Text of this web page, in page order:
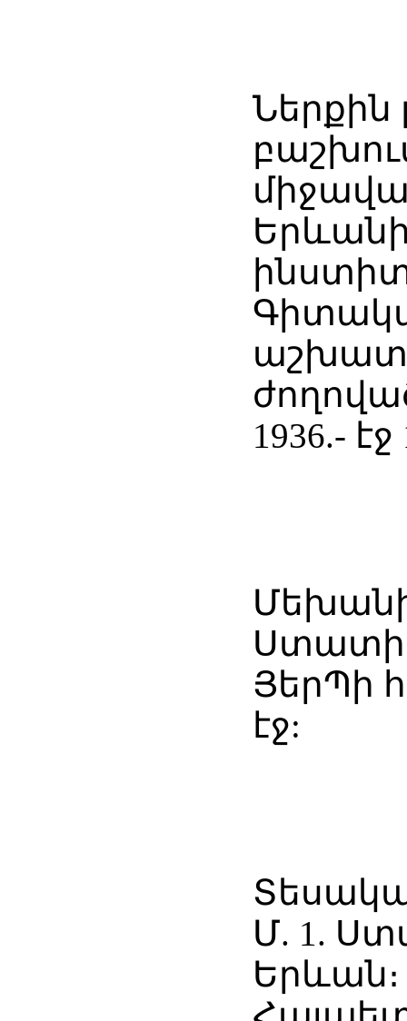
Ներքին
1936.- էջ
ՅերՊի
էջ:
Մ. 1.
Երևան։